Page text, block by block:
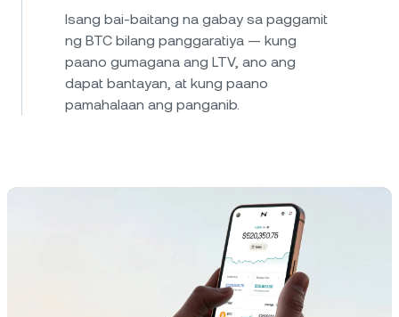
Isang bai-baitang na gabay sa paggamit
ng BTC bilang panggaratiya — kung
paano gumagana ang LTV, ano ang
dapat bantayan, at kung paano
pamahalaan ang panganib.